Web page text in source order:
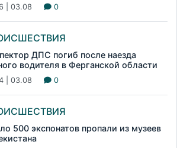
| 03.08 0
ДПС погиб после наезда
водителя в Ферганской области
| 03.08 0
500 экспонатов пропали из музеев